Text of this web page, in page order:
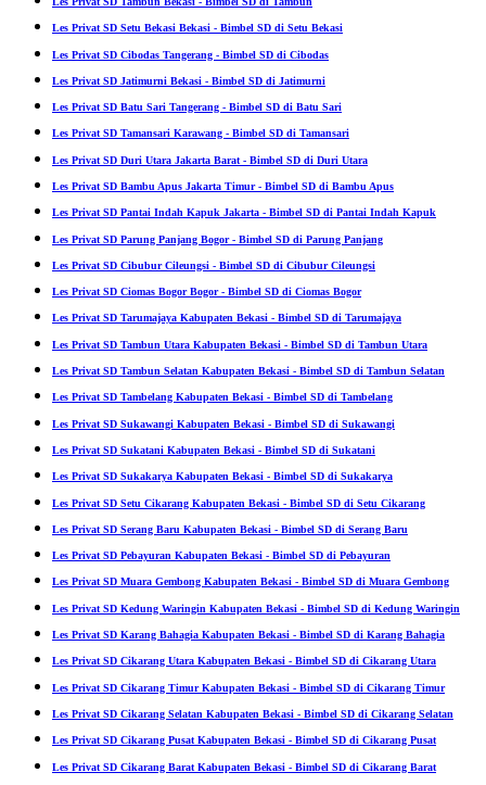
Les Privat SD Setu Bekasi Bekasi - Bimbel SD di Setu Bekasi
Les Privat SD Cibodas Tangerang - Bimbel SD di Cibodas
Les Privat SD Jatimurni Bekasi - Bimbel SD di Jatimurni
Les Privat SD Batu Sari Tangerang - Bimbel SD di Batu Sari
Les Privat SD Tamansari Karawang - Bimbel SD di Tamansari
Les Privat SD Duri Utara Jakarta Barat - Bimbel SD di Duri Utara
Les Privat SD Bambu Apus Jakarta Timur - Bimbel SD di Bambu Apus
Les Privat SD Pantai Indah Kapuk Jakarta - Bimbel SD di Pantai Indah Kapuk
Les Privat SD Parung Panjang Bogor - Bimbel SD di Parung Panjang
Les Privat SD Cibubur Cileungsi - Bimbel SD di Cibubur Cileungsi
Les Privat SD Ciomas Bogor Bogor - Bimbel SD di Ciomas Bogor
Les Privat SD Tarumajaya Kabupaten Bekasi - Bimbel SD di Tarumajaya
Les Privat SD Tambun Utara Kabupaten Bekasi - Bimbel SD di Tambun Utara
Les Privat SD Tambun Selatan Kabupaten Bekasi - Bimbel SD di Tambun Selatan
Les Privat SD Tambelang Kabupaten Bekasi - Bimbel SD di Tambelang
Les Privat SD Sukawangi Kabupaten Bekasi - Bimbel SD di Sukawangi
Les Privat SD Sukatani Kabupaten Bekasi - Bimbel SD di Sukatani
Les Privat SD Sukakarya Kabupaten Bekasi - Bimbel SD di Sukakarya
Les Privat SD Setu Cikarang Kabupaten Bekasi - Bimbel SD di Setu Cikarang
Les Privat SD Serang Baru Kabupaten Bekasi - Bimbel SD di Serang Baru
Les Privat SD Pebayuran Kabupaten Bekasi - Bimbel SD di Pebayuran
Les Privat SD Muara Gembong Kabupaten Bekasi - Bimbel SD di Muara Gembong
Les Privat SD Kedung Waringin Kabupaten Bekasi - Bimbel SD di Kedung Waringin
Les Privat SD Karang Bahagia Kabupaten Bekasi - Bimbel SD di Karang Bahagia
Les Privat SD Cikarang Utara Kabupaten Bekasi - Bimbel SD di Cikarang Utara
Les Privat SD Cikarang Timur Kabupaten Bekasi - Bimbel SD di Cikarang Timur
Les Privat SD Cikarang Selatan Kabupaten Bekasi - Bimbel SD di Cikarang Selatan
Les Privat SD Cikarang Pusat Kabupaten Bekasi - Bimbel SD di Cikarang Pusat
Les Privat SD Cikarang Barat Kabupaten Bekasi - Bimbel SD di Cikarang Barat